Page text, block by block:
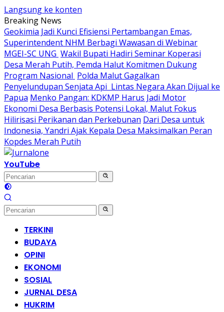
Langsung ke konten
Breaking News
Geokimia Jadi Kunci Efisiensi Pertambangan Emas,
Superintendent NHM Berbagi Wawasan di Webinar
MGEI-SC UNG Wakil Bupati Hadiri Seminar Koperasi
Desa Merah Putih, Pemda Halut Komitmen Dukung
Program Nasional Polda Malut Gagalkan
Penyelundupan Senjata Api Lintas Negara Akan Dijual ke
Papua Menko Pangan: KDKMP Harus Jadi Motor
Ekonomi Desa Berbasis Potensi Lokal, Malut Fokus
Hilirisasi Perikanan dan Perkebunan Dari Desa untuk
Indonesia, Yandri Ajak Kepala Desa Maksimalkan Peran
Kopdes Merah Putih
YouTube
TERKINI
BUDAYA
OPINI
EKONOMI
SOSIAL
JURNAL DESA
HUKRIM